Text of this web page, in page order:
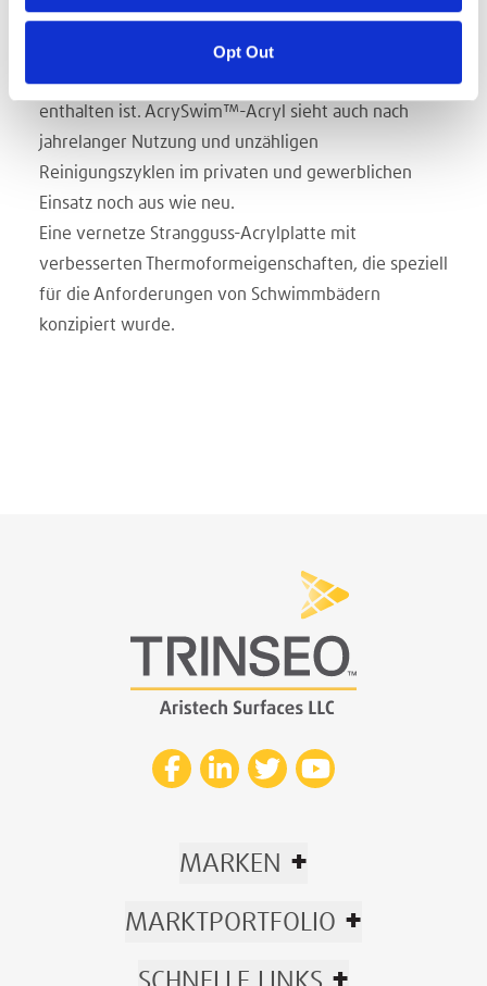
Opt Out
Vergleich zu den Materialien der Konkurrenz
einzigartig, da die Farbe dauerhaft im gesamten
Produkt und nicht nur auf der sichtbaren Oberfläche
enthalten ist. AcrySwim™-Acryl sieht auch nach
jahrelanger Nutzung und unzähligen
Reinigungszyklen im privaten und gewerblichen
Einsatz noch aus wie neu.
Eine vernetze Strangguss-Acrylplatte mit
verbesserten Thermoformeigenschaften, die speziell
für die Anforderungen von Schwimmbädern
konzipiert wurde.
MARKEN +
MARKTPORTFOLIO +
+